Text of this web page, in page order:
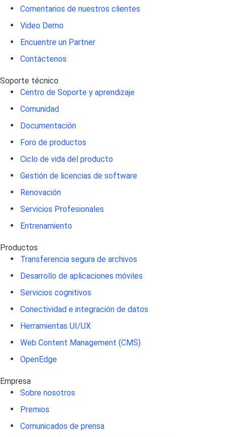
Comentarios de nuestros clientes
Video Demo
Encuentre un Partner
Contáctenos
Soporte técnico
Centro de Soporte y aprendizaje
Comunidad
Documentación
Foro de productos
Ciclo de vida del producto
Gestión de licencias de software
Renovación
Servicios Profesionales
Entrenamiento
Productos
Transferencia segura de archivos
Desarrollo de aplicaciones móviles
Servicios cognitivos
Conectividad e integración de datos
Herramientas UI/UX
Web Content Management (CMS)
OpenEdge
Empresa
Sobre nosotros
Premios
Comunicados de prensa